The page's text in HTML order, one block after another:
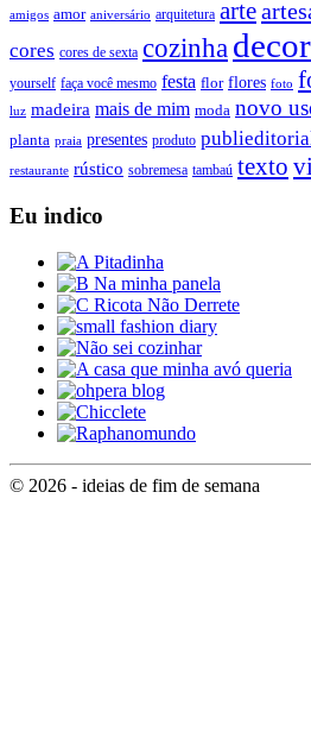
amigos amor aniversário arquitetura arte
cores cores de sexta cozinha
yourself faça você mesmo festa flor flores foto
luz madeira mais de mim moda novo
planta praia presentes produto
restaurante rústico sobremesa tambaú texto
Eu indico
© 2026 - ideias de fim de semana